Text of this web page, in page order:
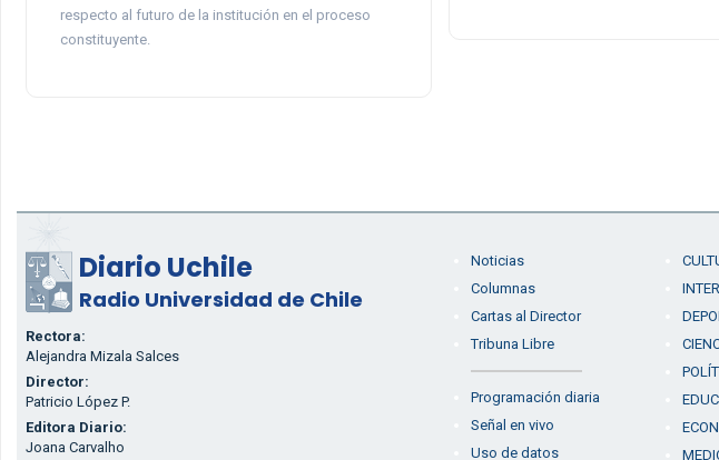
respecto al futuro de la institución en el proceso
constituyente.
Diario Uchile
Radio Universidad de Chile
Rectora:
Alejandra Mizala Salces
Director:
Patricio López P.
Editora Diario:
Joana Carvalho
Noticias
Columnas
Cartas al Director
Tribuna Libre
Programación diaria
Señal en vivo
Uso de datos